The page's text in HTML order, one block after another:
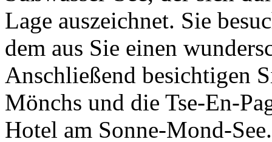
Lage auszeichnet. Sie
dem aus Sie einen
Anschließend besichtigen
Mönchs und die Tse-En-
Hotel am Sonne-Mond-See.